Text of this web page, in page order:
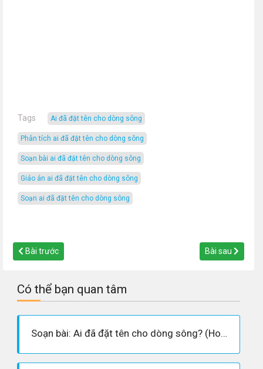
Tags Ai đã đặt tên cho dòng sông
phân tích ai đã đặt tên cho dòng sông
soạn bài ai đã đặt tên cho dòng sông
giáo án ai đã đặt tên cho dòng sông
soạn ai đã đặt tên cho dòng sông
Bài trước Bài sau
Có thể bạn quan tâm
Soạn bài: Ai đã đặt tên cho dòng sông? (Hoàng Phủ Ngọc Tường - Siêu ngắn)